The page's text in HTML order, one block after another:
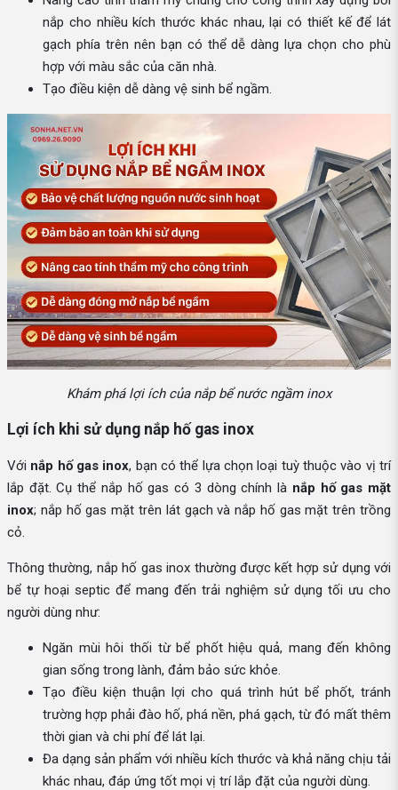
nắp cho nhiều kích thước khác nhau, lại có thiết kế để lát
gạch phía trên nên bạn có thể dễ dàng lựa chọn cho phù
hợp với màu sắc của căn nhà.
Tạo điều kiện dễ dàng vệ sinh bể ngầm.
Khám phá lợi ích của nắp bể nước ngầm inox
Lợi ích khi sử dụng nắp hố gas inox
Với nắp hố gas inox, bạn có thể lựa chọn loại tuỳ thuộc vào vị trí
lắp đặt. Cụ thể nắp hố gas có 3 dòng chính là nắp hố gas mặt
inox; nắp hố gas mặt trên lát gạch và nắp hố gas mặt trên trồng
cỏ.
Thông thường, nắp hố gas inox thường được kết hợp sử dụng với
bể tự hoại septic để mang đến trải nghiệm sử dụng tối ưu cho
người dùng như:
Ngăn mùi hôi thối từ bể phốt hiệu quả, mang đến không
gian sống trong lành, đảm bảo sức khỏe.
Tạo điều kiện thuận lợi cho quá trình hút bể phốt, tránh
trường hợp phải đào hố, phá nền, phá gạch, từ đó mất thêm
thời gian và chi phí để lát lại.
Đa dạng sản phẩm với nhiều kích thước và khả năng chịu tải
khác nhau, đáp ứng tốt mọi vị trí lắp đặt của người dùng.